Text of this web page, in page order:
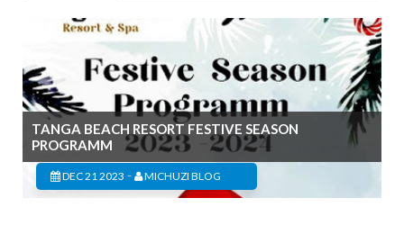
TANGA BEACH RESORT FESTIVE SEASON
PROGRAMM
DEC 21 2023 - MICHUZI BLOG